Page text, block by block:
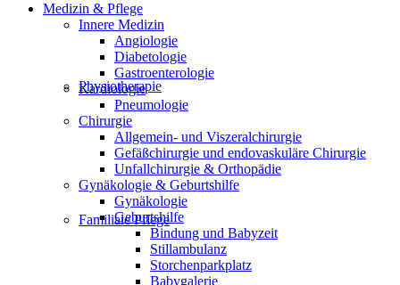
Physiotherapie
Familiale Pflege
Medizin & Pflege
Innere Medizin
Angiologie
Diabetologie
Gastroenterologie
Kardiologie
Pneumologie
Chirurgie
Allgemein- und Viszeralchirurgie
Gefäßchirurgie und endovaskuläre Chirurgie
Unfallchirurgie & Orthopädie
Gynäkologie & Geburtshilfe
Gynäkologie
Geburtshilfe
Bindung und Babyzeit
Stillambulanz
Storchenparkplatz
Babygalerie